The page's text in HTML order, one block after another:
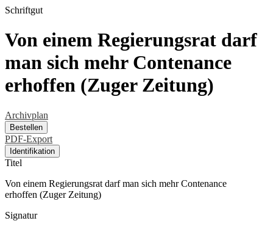
Schriftgut
Von einem Regierungsrat darf
man sich mehr Contenance
erhoffen (Zuger Zeitung)
Archivplan
Bestellen
PDF-Export
Identifikation
Titel
Von einem Regierungsrat darf man sich mehr Contenance
erhoffen (Zuger Zeitung)
Signatur